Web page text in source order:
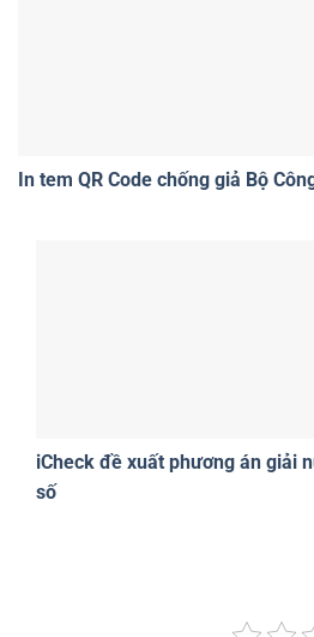
In tem QR Code chống giả Bộ
iCheck đề xuất phương án giải
số